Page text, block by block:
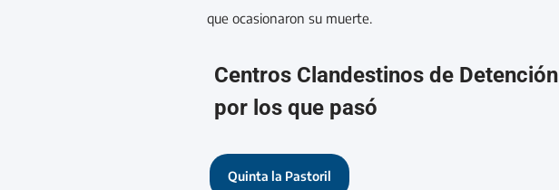
que ocasionaron su muerte.
Centros Clandestinos de Detención
por los que pasó
Quinta la Pastoril